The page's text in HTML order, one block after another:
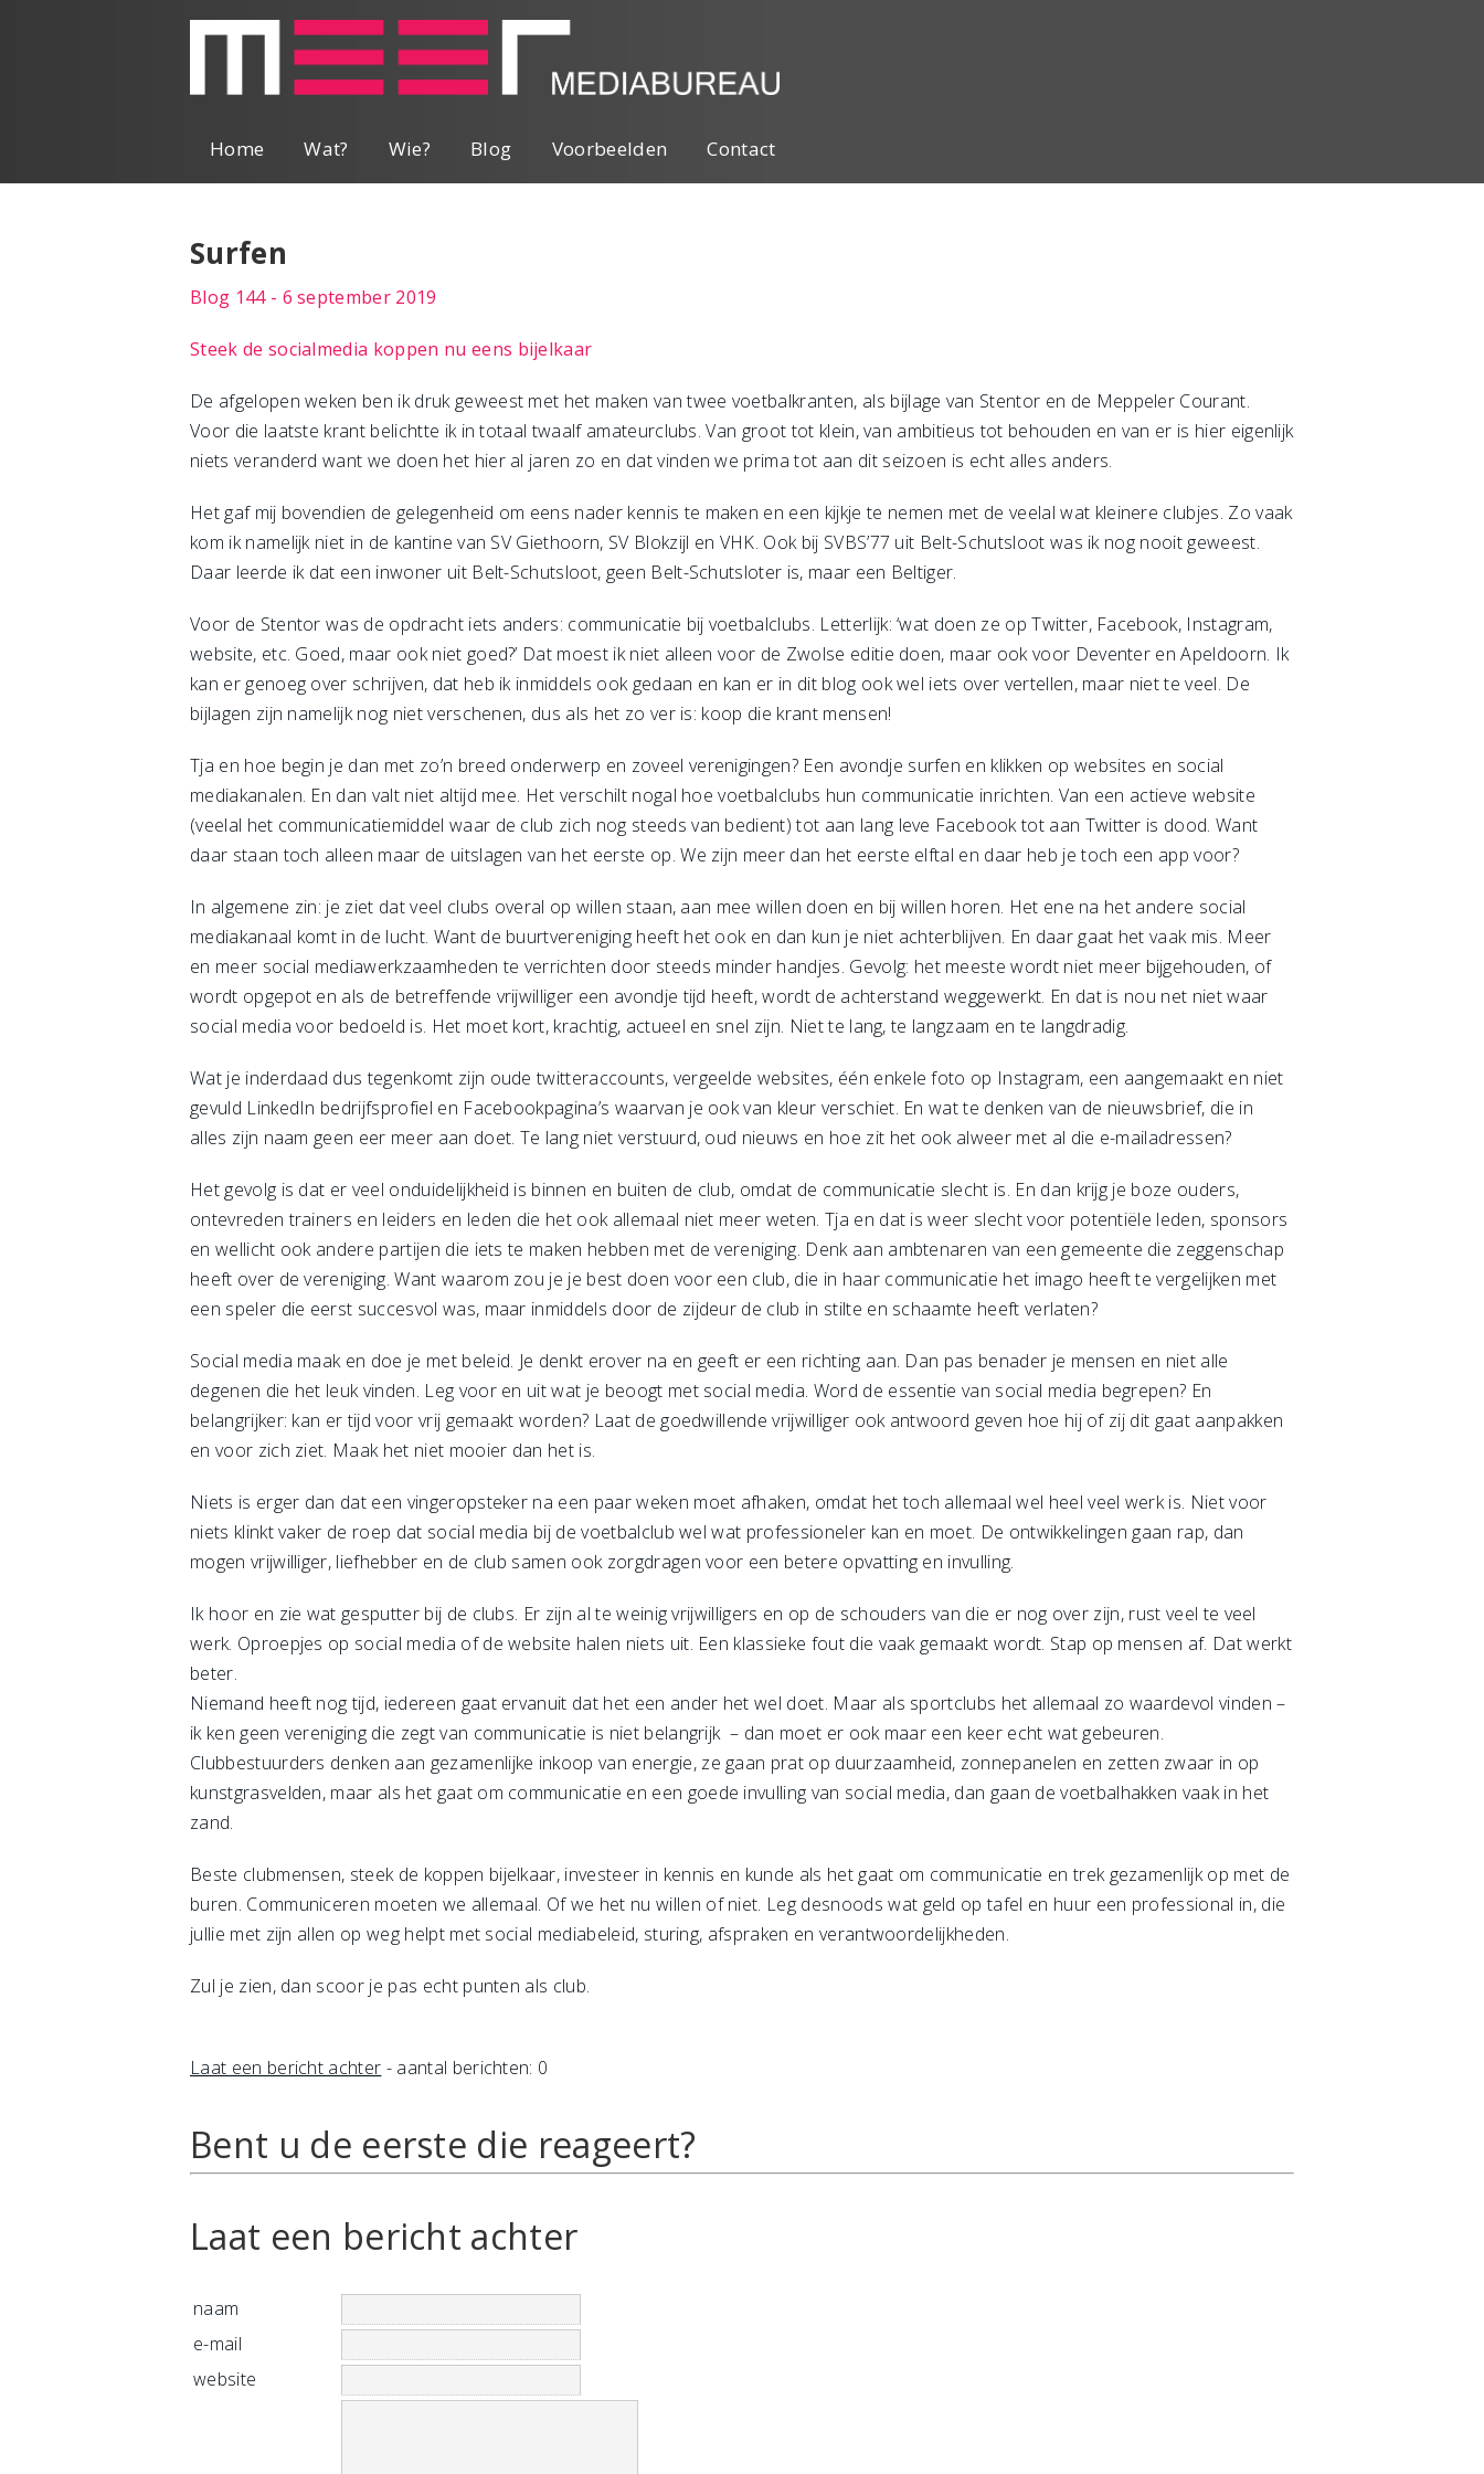
Home Wat? Wie? Blog Voorbeelden Contact
Surfen
Blog 144 - 6 september 2019
Steek de socialmedia koppen nu eens bijelkaar
De afgelopen weken ben ik druk geweest met het maken van twee voetbalkranten, als bijlage van Stentor en de Meppeler Courant.
Voor die laatste krant belichtte ik in totaal twaalf amateurclubs. Van groot tot klein, van ambitieus tot behouden en van er is hier eigenlijk
niets veranderd want we doen het hier al jaren zo en dat vinden we prima tot aan dit seizoen is echt alles anders.
Het gaf mij bovendien de gelegenheid om eens nader kennis te maken en een kijkje te nemen met de veelal wat kleinere clubjes. Zo vaak
kom ik namelijk niet in de kantine van SV Giethoorn, SV Blokzijl en VHK. Ook bij SVBS’77 uit Belt-Schutsloot was ik nog nooit geweest.
Daar leerde ik dat een inwoner uit Belt-Schutsloot, geen Belt-Schutsloter is, maar een Beltiger.
Voor de Stentor was de opdracht iets anders: communicatie bij voetbalclubs. Letterlijk: ‘wat doen ze op Twitter, Facebook, Instagram,
website, etc. Goed, maar ook niet goed?’ Dat moest ik niet alleen voor de Zwolse editie doen, maar ook voor Deventer en Apeldoorn. Ik
kan er genoeg over schrijven, dat heb ik inmiddels ook gedaan en kan er in dit blog ook wel iets over vertellen, maar niet te veel. De
bijlagen zijn namelijk nog niet verschenen, dus als het zo ver is: koop die krant mensen!
Tja en hoe begin je dan met zo’n breed onderwerp en zoveel verenigingen? Een avondje surfen en klikken op websites en social
mediakanalen. En dan valt niet altijd mee. Het verschilt nogal hoe voetbalclubs hun communicatie inrichten. Van een actieve website
(veelal het communicatiemiddel waar de club zich nog steeds van bedient) tot aan lang leve Facebook tot aan Twitter is dood. Want
daar staan toch alleen maar de uitslagen van het eerste op. We zijn meer dan het eerste elftal en daar heb je toch een app voor?
In algemene zin: je ziet dat veel clubs overal op willen staan, aan mee willen doen en bij willen horen. Het ene na het andere social
mediakanaal komt in de lucht. Want de buurtvereniging heeft het ook en dan kun je niet achterblijven. En daar gaat het vaak mis. Meer
en meer social mediawerkzaamheden te verrichten door steeds minder handjes. Gevolg: het meeste wordt niet meer bijgehouden, of
wordt opgepot en als de betreffende vrijwilliger een avondje tijd heeft, wordt de achterstand weggewerkt. En dat is nou net niet waar
social media voor bedoeld is. Het moet kort, krachtig, actueel en snel zijn. Niet te lang, te langzaam en te langdradig.
Wat je inderdaad dus tegenkomt zijn oude twitteraccounts, vergeelde websites, één enkele foto op Instagram, een aangemaakt en niet
gevuld LinkedIn bedrijfsprofiel en Facebookpagina’s waarvan je ook van kleur verschiet. En wat te denken van de nieuwsbrief, die in
alles zijn naam geen eer meer aan doet. Te lang niet verstuurd, oud nieuws en hoe zit het ook alweer met al die e-mailadressen?
Het gevolg is dat er veel onduidelijkheid is binnen en buiten de club, omdat de communicatie slecht is. En dan krijg je boze ouders,
ontevreden trainers en leiders en leden die het ook allemaal niet meer weten. Tja en dat is weer slecht voor potentiële leden, sponsors
en wellicht ook andere partijen die iets te maken hebben met de vereniging. Denk aan ambtenaren van een gemeente die zeggenschap
heeft over de vereniging. Want waarom zou je je best doen voor een club, die in haar communicatie het imago heeft te vergelijken met
een speler die eerst succesvol was, maar inmiddels door de zijdeur de club in stilte en schaamte heeft verlaten?
Social media maak en doe je met beleid. Je denkt erover na en geeft er een richting aan. Dan pas benader je mensen en niet alle
degenen die het leuk vinden. Leg voor en uit wat je beoogt met social media. Word de essentie van social media begrepen? En
belangrijker: kan er tijd voor vrij gemaakt worden? Laat de goedwillende vrijwilliger ook antwoord geven hoe hij of zij dit gaat aanpakken
en voor zich ziet. Maak het niet mooier dan het is.
Niets is erger dan dat een vingeropsteker na een paar weken moet afhaken, omdat het toch allemaal wel heel veel werk is. Niet voor
niets klinkt vaker de roep dat social media bij de voetbalclub wel wat professioneler kan en moet. De ontwikkelingen gaan rap, dan
mogen vrijwilliger, liefhebber en de club samen ook zorgdragen voor een betere opvatting en invulling.
Ik hoor en zie wat gesputter bij de clubs. Er zijn al te weinig vrijwilligers en op de schouders van die er nog over zijn, rust veel te veel
werk. Oproepjes op social media of de website halen niets uit. Een klassieke fout die vaak gemaakt wordt. Stap op mensen af. Dat werkt
beter.
Niemand heeft nog tijd, iedereen gaat ervanuit dat het een ander het wel doet. Maar als sportclubs het allemaal zo waardevol vinden –
ik ken geen vereniging die zegt van communicatie is niet belangrijk – dan moet er ook maar een keer echt wat gebeuren.
Clubbestuurders denken aan gezamenlijke inkoop van energie, ze gaan prat op duurzaamheid, zonnepanelen en zetten zwaar in op
kunstgrasvelden, maar als het gaat om communicatie en een goede invulling van social media, dan gaan de voetbalhakken vaak in het
zand.
Beste clubmensen, steek de koppen bijelkaar, investeer in kennis en kunde als het gaat om communicatie en trek gezamenlijk op met de
buren. Communiceren moeten we allemaal. Of we het nu willen of niet. Leg desnoods wat geld op tafel en huur een professional in, die
jullie met zijn allen op weg helpt met social mediabeleid, sturing, afspraken en verantwoordelijkheden.
Zul je zien, dan scoor je pas echt punten als club.
Laat een bericht achter - aantal berichten: 0
Bent u de eerste die reageert?
Laat een bericht achter
naam
e-mail
website